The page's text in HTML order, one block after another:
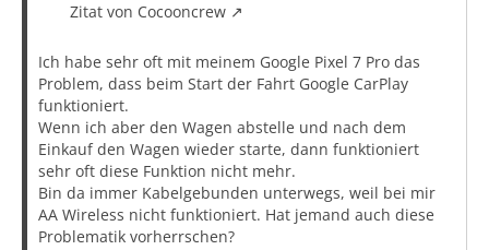
Zitat von Cocooncrew
Ich habe sehr oft mit meinem Google Pixel 7 Pro das
Problem, dass beim Start der Fahrt Google CarPlay
funktioniert.
Wenn ich aber den Wagen abstelle und nach dem
Einkauf den Wagen wieder starte, dann funktioniert
sehr oft diese Funktion nicht mehr.
Bin da immer Kabelgebunden unterwegs, weil bei mir
AA Wireless nicht funktioniert. Hat jemand auch diese
Problematik vorherrschen?